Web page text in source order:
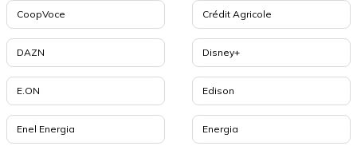
CoopVoce Crédit Agricole
DAZN Disney+
E.ON Edison
Enel Energia Energia